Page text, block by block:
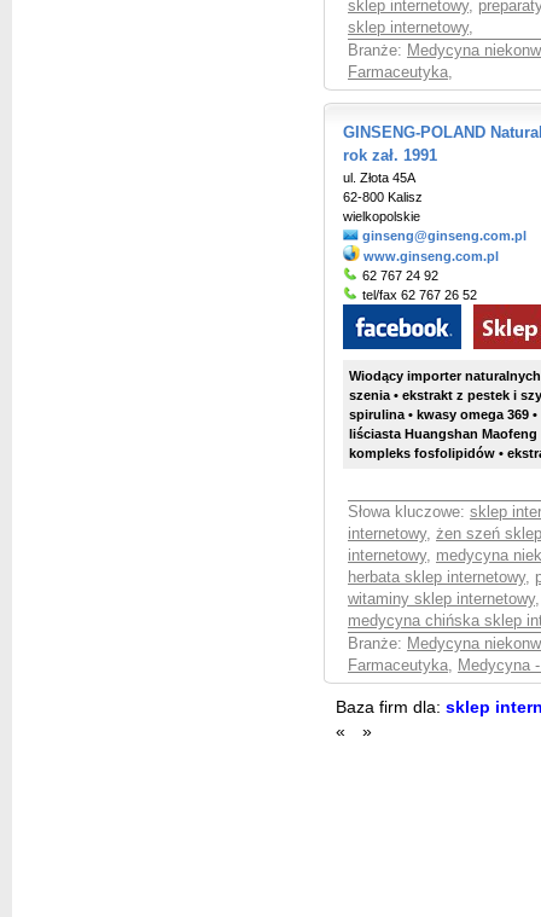
sklep internetowy,
sklep internetowy,
Branże: Medycyna
Farmaceutyka,
GINSENG-POLAND
rok zał. 1991
ul. Złota 45A
62-800 Kalisz
wielkopolskie
ginseng@ginseng.com.pl
www.ginseng.com.pl
62 767 24 92
tel/fax 62 767 26 52
Wiodący importer
szenia • ekstrakt z pestek i
spirulina • kwasy omega 369
liściasta Huangshan
kompleks fosfolipidów •
Słowa kluczowe: sklep
internetowy, żen szeń
internetowy, medycyna
herbata sklep internetowy,
witaminy sklep internetowy
medycyna chińska sklep
Branże: Medycyna
Farmaceutyka, Medycyna
Baza firm dla: sklep
«
»